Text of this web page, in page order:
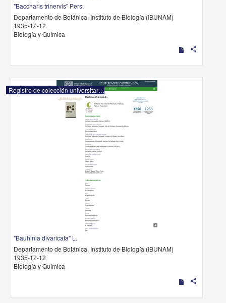
"Baccharis trinervis" Pers.
Departamento de Botánica, Instituto de Biología (IBUNAM)
1935-12-12
Biología y Química
share
Registro de colección universitaria
"Bauhinia divaricata" L.
Departamento de Botánica, Instituto de Biología (IBUNAM)
1935-12-12
Biología y Química
share